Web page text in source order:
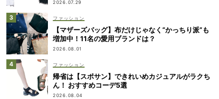
2026.07.29
ファッション
【マザーズバッグ】布だけじゃなく“かっちり派”も
増加中！11名の愛用ブランドは？
2026.08.01
ファッション
帰省は【スポサン】できれいめカジュアルがラクち
ん！ おすすめコーデ5選
2026.08.04